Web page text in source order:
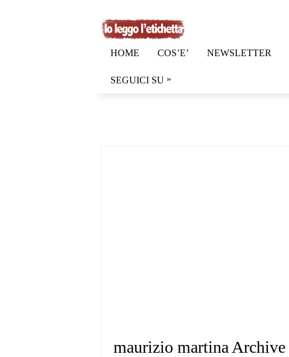
HOME COS’E’ NEWSLETTER
SEGUICI SU »
maurizio martina Archive